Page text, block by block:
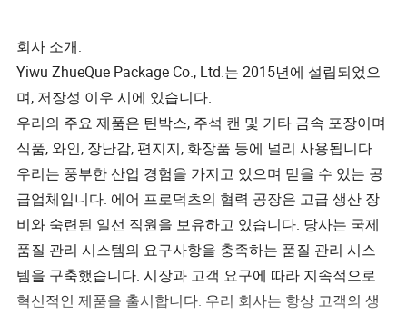
회사 소개:
Yiwu ZhueQue Package Co., Ltd.는 2015년에 설립되었으
며, 저장성 이우 시에 있습니다.
우리의 주요 제품은 틴박스, 주석 캔 및 기타 금속 포장이며
식품, 와인, 장난감, 편지지, 화장품 등에 널리 사용됩니다.
우리는 풍부한 산업 경험을 가지고 있으며 믿을 수 있는 공
급업체입니다. 에어 프로덕츠의 협력 공장은 고급 생산 장
비와 숙련된 일선 직원을 보유하고 있습니다. 당사는 국제
품질 관리 시스템의 요구사항을 충족하는 품질 관리 시스
템을 구축했습니다. 시장과 고객 요구에 따라 지속적으로
혁신적인 제품을 출시합니다. 우리 회사는 항상 고객의 생